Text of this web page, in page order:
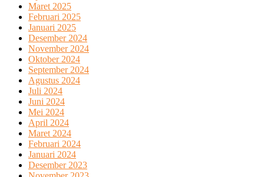
Maret 2025
Februari 2025
Januari 2025
Desember 2024
November 2024
Oktober 2024
September 2024
Agustus 2024
Juli 2024
Juni 2024
Mei 2024
April 2024
Maret 2024
Februari 2024
Januari 2024
Desember 2023